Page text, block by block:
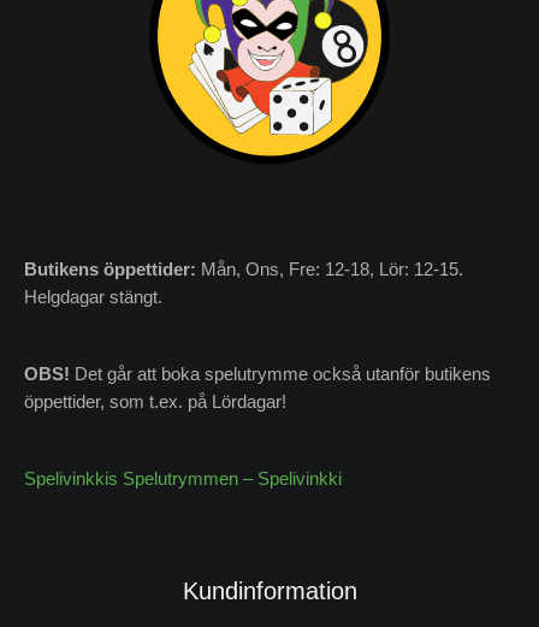
Butikens öppettider: Mån, Ons, Fre: 12-18, Lör: 12-15.
Helgdagar stängt.
OBS! Det går att boka spelutrymme också utanför butikens
öppettider, som t.ex. på Lördagar!
Spelivinkkis Spelutrymmen – Spelivinkki
Kundinformation